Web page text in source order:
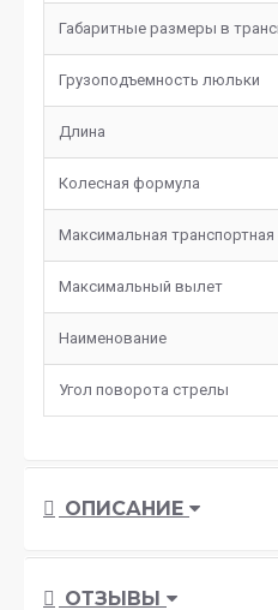
Габаритные размеры в
Грузоподъемность люльки
Длина
Колесная формула
Максимальная
Максимальный вылет
Наименование
Угол поворота стрелы
ОПИСАНИЕ
ОТЗЫВЫ